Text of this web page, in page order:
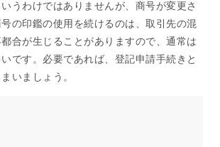
うわけではありませんが、商号が変更さ
の印鑑の使用を続けるのは、取引先の混
合が生じることがありますので、通常は
です。必要であれば、登記申請手続きと
いましょう。